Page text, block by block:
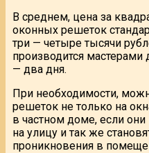
В среднем, цена за
оконных решеток
три — четыре тысячи
производится
— два дня.
При необходимости,
решеток не только на
в частном доме, если
на улицу и так же
проникновения в